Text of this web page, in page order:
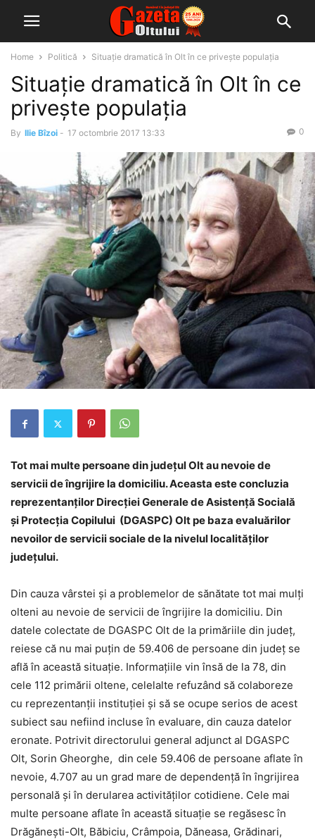
Home Politică Situație dramatică în Olt în ce privește populația
Situație dramatică în Olt în ce
privește populația
By Ilie Bîzoi - 17 octombrie 2017 13:33 0
Tot mai multe persoane din judeţul Olt au nevoie de
servicii de îngrijire la domiciliu. Aceasta este concluzia
reprezentanţilor Direcţiei Generale de Asistenţă Socială
şi Protecţia Copilului (DGASPC) Olt pe baza evaluărilor
nevoilor de servicii sociale de la nivelul localităţilor
judeţului.
Din cauza vârstei şi a problemelor de sănătate tot mai mulţi
olteni au nevoie de servicii de îngrijire la domiciliu. Din
datele colectate de DGASPC Olt de la primăriile din judeţ,
reiese că nu mai puţin de 59.406 de persoane din judeţ se
află în această situaţie. Informaţiile vin însă de la 78, din
cele 112 primării oltene, celelalte refuzând să colaboreze
cu reprezentanţii instituţiei şi să se ocupe serios de acest
subiect sau nefiind incluse în evaluare, din cauza datelor
eronate. Potrivit directorului general adjunct al DGASPC
Olt, Sorin Gheorghe, din cele 59.406 de persoane aflate în
nevoie, 4.707 au un grad mare de dependenţă în îngrijirea
personală şi în derularea activităţilor cotidiene. Cele mai
multe persoane aflate în această situaţie se regăsesc în
Drăgăneşti-Olt, Băbiciu, Crâmpoia, Dăneasa, Grădinari,